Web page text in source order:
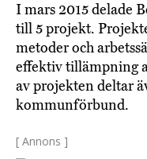
I mars 2015 delade
till 5 projekt.
metoder och
effektiv tillämpning
av projekten deltar
kommunförbund.
[ Annons ]